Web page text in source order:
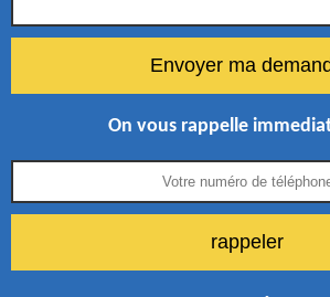
On vous rappelle